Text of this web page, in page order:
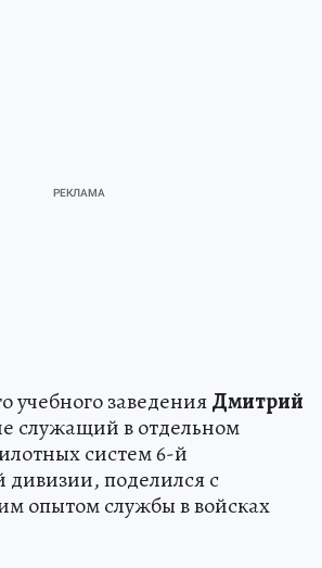
учебного заведенияДмитрий
служащий в отдельном
систем 6-й
дивизии, поделился с
опытом службы в войсках